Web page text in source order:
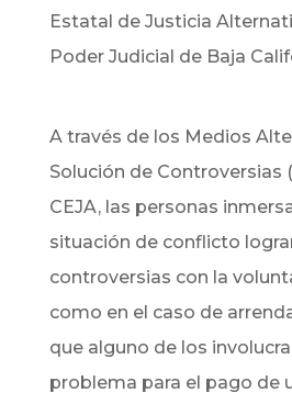
Estatal de Justicia
Poder Judicial de Baja
A través de los Medios
Solución de Controversias
CEJA, las personas
situación de conflicto
controversias con la
como en el caso de
que alguno de los
problema para el pago de